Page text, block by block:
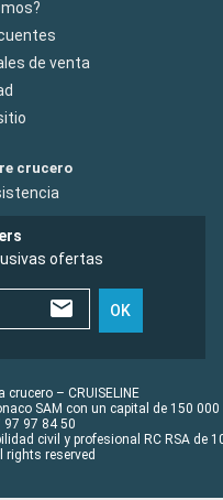
de venta
crucero
ofertas
OK
– CRUISELINE
SAM con un capital de 150 000
97 97 84 50
civil y profesional RC RSA de
rights reserved